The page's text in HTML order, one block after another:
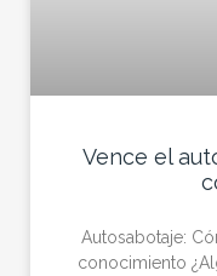
Vence el
Autosabotaje:
conocimiento